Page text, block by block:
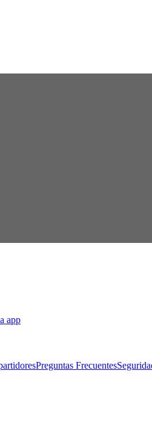
app
Preguntas Frecuentes